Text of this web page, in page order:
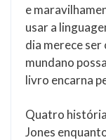
e
usar a
dia merece
mundano
livro encarna
Quatro
Jones